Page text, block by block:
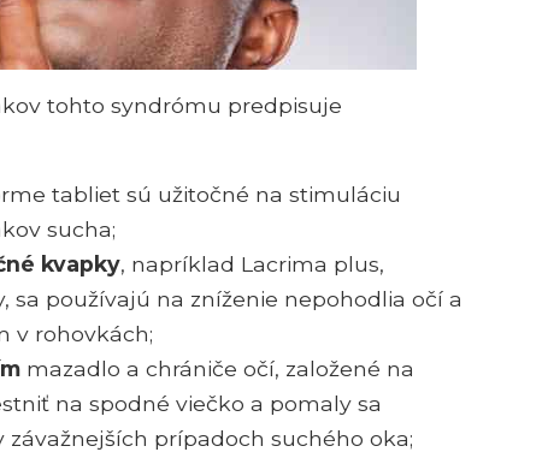
tohto syndrómu predpisuje
tabliet sú užitočné na stimuláciu
sucha;
kvapky, napríklad Lacrima plus,
sa používajú na zníženie nepohodlia očí a
v rohovkách;
mazadlo a chrániče očí, založené na
na spodné viečko a pomaly sa
prípadoch suchého oka;